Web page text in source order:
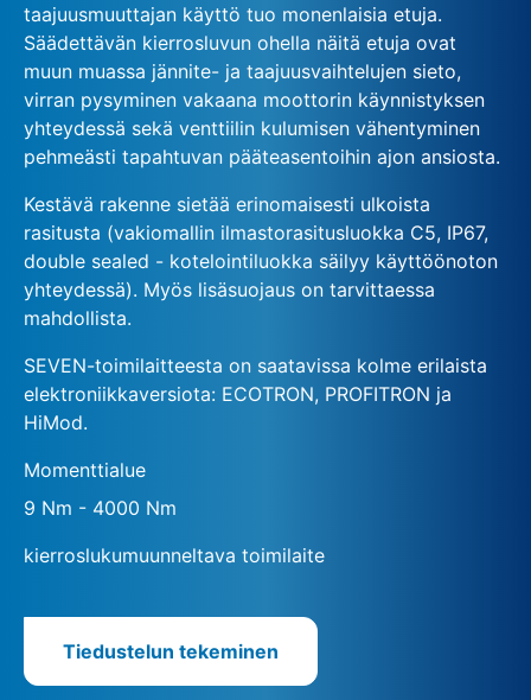
taajuusmuuttajan käyttö tuo monenlaisia etuja.
Säädettävän kierrosluvun ohella näitä etuja ovat
muun muassa jännite- ja taajuusvaihtelujen sieto,
virran pysyminen vakaana moottorin käynnistyksen
yhteydessä sekä venttiilin kulumisen vähentyminen
pehmeästi tapahtuvan pääteasentoihin ajon ansiosta.
Kestävä rakenne sietää erinomaisesti ulkoista
rasitusta (vakiomallin ilmastorasitusluokka C5, IP67,
double sealed - kotelointiluokka säilyy käyttöönoton
yhteydessä). Myös lisäsuojaus on tarvittaessa
mahdollista.
SEVEN-toimilaitteesta on saatavissa kolme erilaista
elektroniikkaversiota: ECOTRON, PROFITRON ja
HiMod.
Momenttialue
9 Nm - 4000 Nm
kierroslukumuunneltava toimilaite
Tiedustelun tekeminen